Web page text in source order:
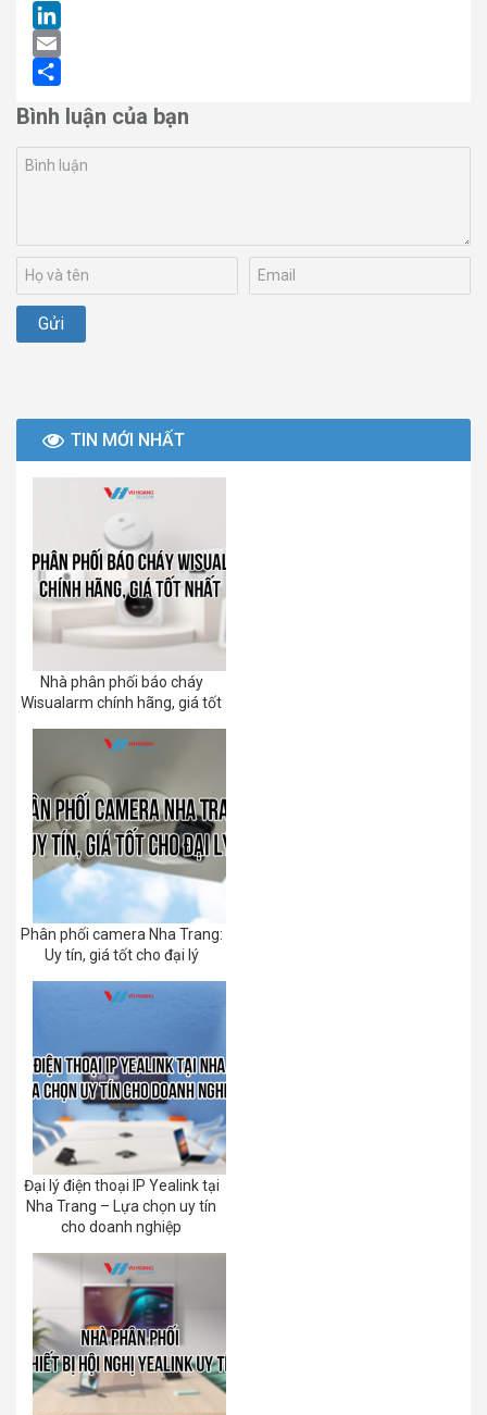
LinkedIn
Email
Bình luận của bạn
TIN MỚI NHẤT
Nhà phân phối báo cháy
Wisualarm chính hãng, giá tốt
Phân phối camera Nha Trang:
Uy tín, giá tốt cho đại lý
Đại lý điện thoại IP Yealink tại
Nha Trang – Lựa chọn uy tín
cho doanh nghiệp